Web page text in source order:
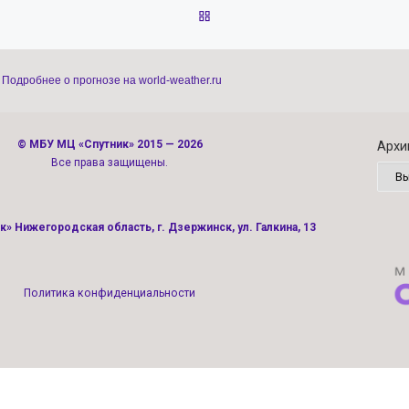
Подробнее о прогнозе на world-weather.ru
© МБУ МЦ «Спутник» 2015 — 2026
Все права защищены.
Нижегородская область, г. Дзержинск, ул. Галкина, 13
Политика конфиденциальности